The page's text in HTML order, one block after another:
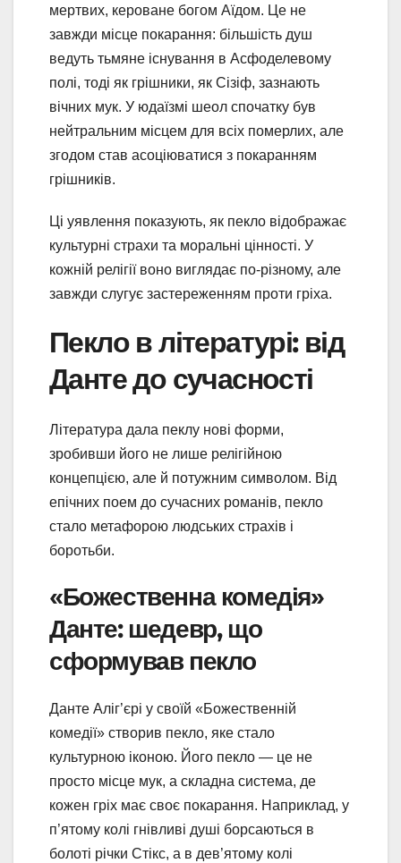
мертвих, кероване богом Аїдом. Це не
завжди місце покарання: більшість душ
ведуть тьмяне існування в Асфоделевому
полі, тоді як грішники, як Сізіф, зазнають
вічних мук. У юдаїзмі шеол спочатку був
нейтральним місцем для всіх померлих, але
згодом став асоціюватися з покаранням
грішників.
Ці уявлення показують, як пекло відображає
культурні страхи та моральні цінності. У
кожній релігії воно виглядає по-різному, але
завжди слугує застереженням проти гріха.
Пекло в літературі: від
Данте до сучасності
Література дала пеклу нові форми,
зробивши його не лише релігійною
концепцією, але й потужним символом. Від
епічних поем до сучасних романів, пекло
стало метафорою людських страхів і
боротьби.
«Божественна комедія»
Данте: шедевр, що
сформував пекло
Данте Аліг’єрі у своїй «Божественній
комедії» створив пекло, яке стало
культурною іконою. Його пекло — це не
просто місце мук, а складна система, де
кожен гріх має своє покарання. Наприклад, у
п’ятому колі гнівливі душі борсаються в
болоті річки Стікс, а в дев’ятому колі